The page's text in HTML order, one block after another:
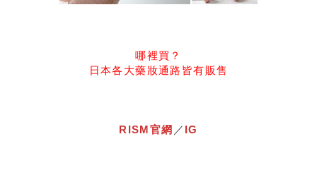
哪裡買？
日本各大藥妝通路皆有販售
RISM官網 ／ IG